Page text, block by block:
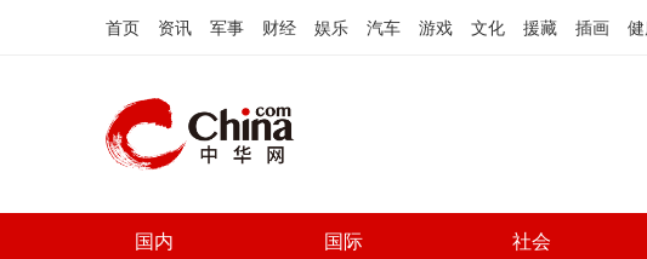
首页 资讯 军事 财经 娱乐 汽车 游戏 文化 援藏 插画
国内 国际 社会